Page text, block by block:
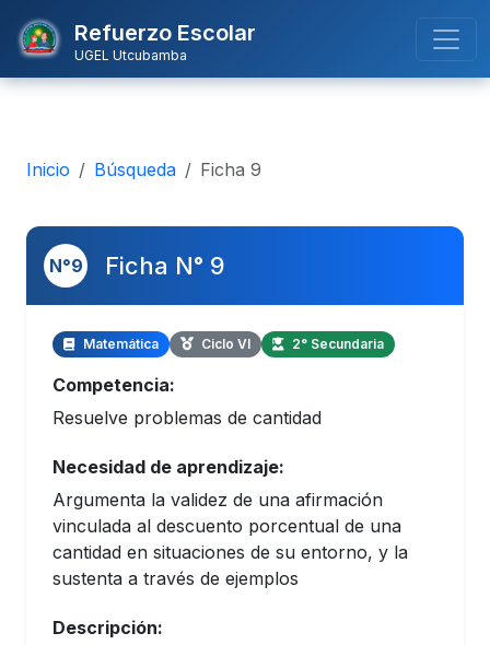
Refuerzo Escolar
UGEL Utcubamba
Inicio Búsqueda Ficha 9
N°9 Ficha N° 9
Matemática Ciclo VI 2° Secundaria
Competencia:
Resuelve problemas de cantidad
Necesidad de aprendizaje:
Argumenta la validez de una afirmación
vinculada al descuento porcentual de una
cantidad en situaciones de su entorno, y la
sustenta a través de ejemplos
Descripción: